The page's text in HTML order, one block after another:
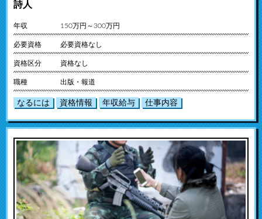
詩人
年収 150万円～300万円
必要資格 必要資格なし
資格区分 資格なし
職種 出版・報道
なるには 資格情報 年収給与 仕事内容